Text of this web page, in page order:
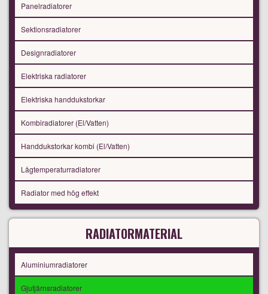
Panelradiatorer
Sektionsradiatorer
Designradiatorer
Elektriska radiatorer
Elektriska handdukstorkar
Kombiradiatorer (El/Vatten)
Handdukstorkar kombi (El/Vatten)
Lågtemperaturradiatorer
Radiator med hög effekt
RADIATORMATERIAL
Aluminiumradiatorer
Gjutjärnsradiatorer